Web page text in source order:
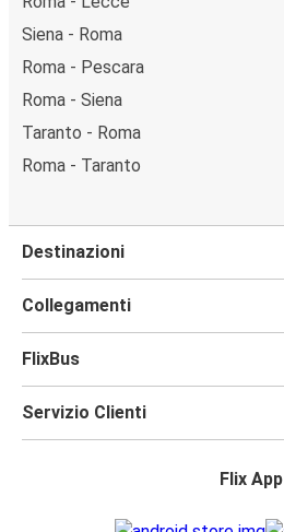
Siena - Roma
Roma - Pescara
Roma - Siena
Taranto - Roma
Roma - Taranto
Destinazioni
Collegamenti
FlixBus
Servizio Clienti
Flix App